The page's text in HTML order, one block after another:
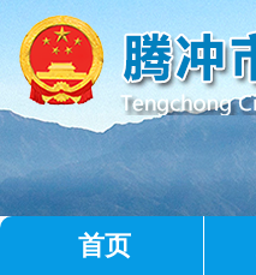
首页